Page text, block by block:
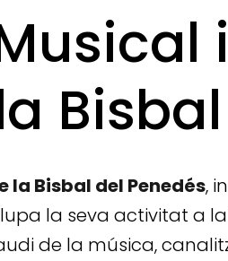
la Bisbal del Penedés,
la seva activitat a la
de la música,